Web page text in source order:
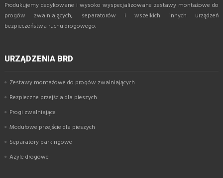
Produkujemy dedykowane i wysoko wyspecjalizowane zestawy montażowe do
progów zwalniających, separatorów i wszelkich innych urządzeń
bezpieczeństwa ruchu drogowego.
URZĄDZENIA BRD
Zestawy montażowe do progów zwalniających
Bezpieczne przejścia dla pieszych
Progi zwalniające
Modułowe przejście dla pieszych
Separatory parkingowe
Azyle drogowe